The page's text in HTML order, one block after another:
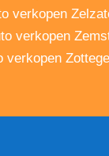
verkopen
verkopen
verkopen